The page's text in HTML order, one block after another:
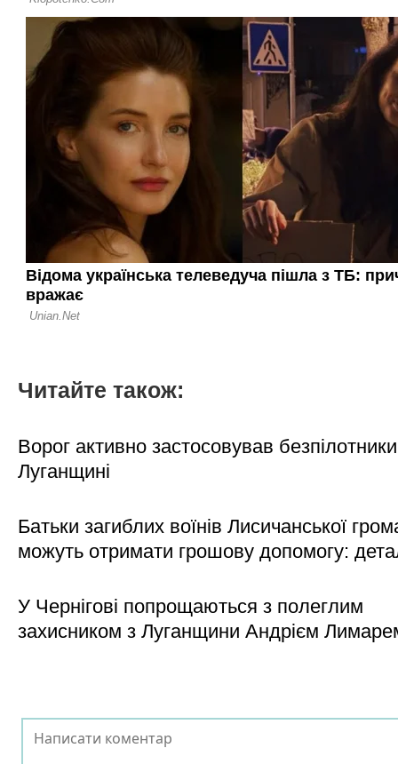
Читайте також:
Ворог активно застосовував
Луганщині
Батьки загиблих воїнів Лисичанської
можуть отримати грошову допомогу:
У Чернігові попрощаються з полеглим
захисником з Луганщини Андрієм